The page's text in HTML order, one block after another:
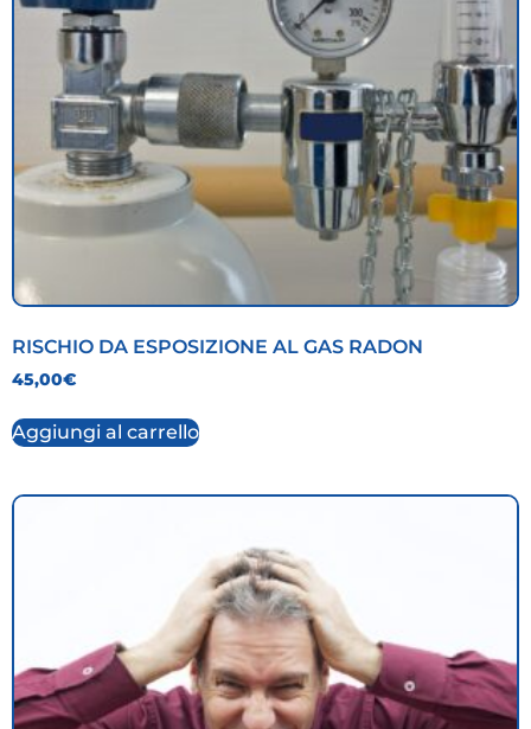
RISCHIO DA ESPOSIZIONE AL GAS RADON
45,00€
Aggiungi al carrello